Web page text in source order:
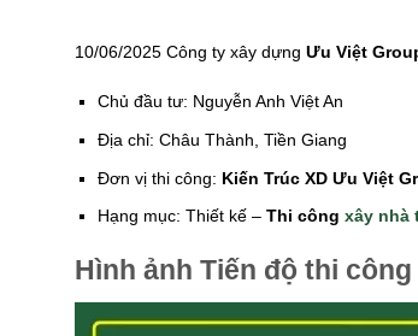
10/06/2025 Công ty xây dựng Ưu Việt
Chủ đầu tư: Nguyễn Anh Việt An
Địa chỉ: Châu Thành, Tiền Giang
Đơn vị thi công: Kiến Trúc XD Ưu Việt
Hạng mục: Thiết kế – Thi công xây nhà
Hình ảnh Tiến độ thi